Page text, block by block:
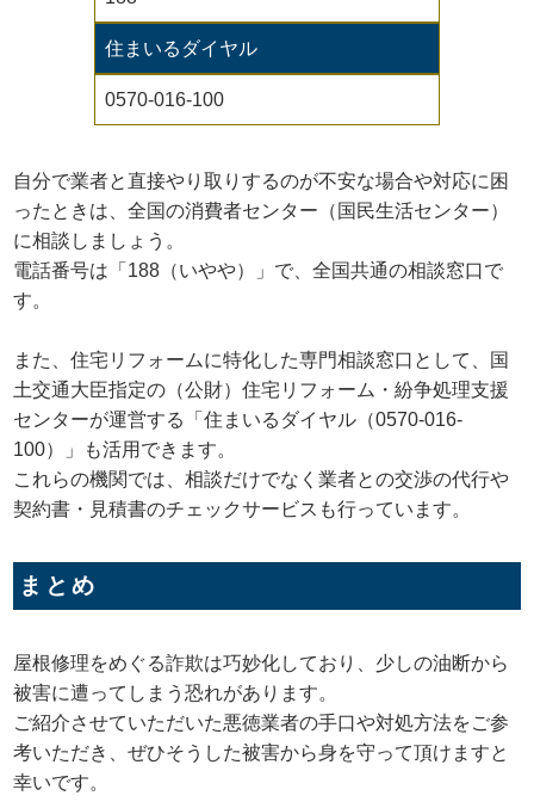
住まいるダイヤル
0570-016-100
自分で業者と直接やり取りするのが不安な場合や対応に困
ったときは、全国の消費者センター（国民生活センター）
に相談しましょう。
電話番号は「188（いやや）」で、全国共通の相談窓口で
す。
また、住宅リフォームに特化した専門相談窓口として、国
土交通大臣指定の（公財）住宅リフォーム・紛争処理支援
センターが運営する「住まいるダイヤル（0570-016-
100）」も活用できます。
これらの機関では、相談だけでなく業者との交渉の代行や
契約書・見積書のチェックサービスも行っています。
まとめ
屋根修理をめぐる詐欺は巧妙化しており、少しの油断から
被害に遭ってしまう恐れがあります。
ご紹介させていただいた悪徳業者の手口や対処方法をご参
考いただき、ぜひそうした被害から身を守って頂けますと
幸いです。